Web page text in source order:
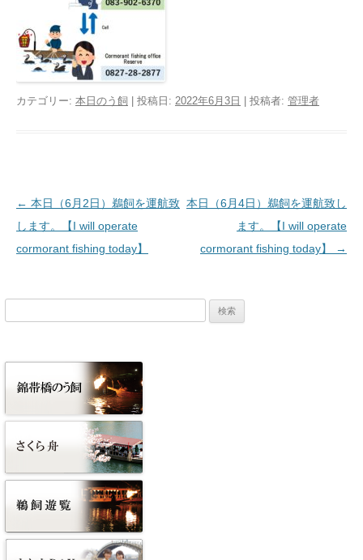
カテゴリー: 本日のう飼 | 投稿日: 2022年6月3日 投稿者: 管理者
投稿ナビゲーション
← 本日（6月2日）鵜飼を運航致
します。【I will operate
cormorant fishing today】
本日（6月4日）鵜飼を運航致し
ます。【I will operate
cormorant fishing today】
→